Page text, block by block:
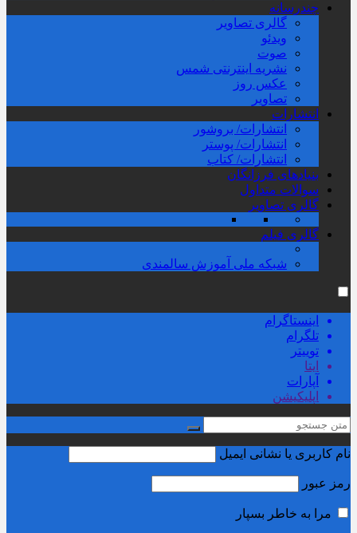
چندرسانه
گالری تصاویر
ویدئو
صوت
نشریه اینترنتی شمس
عکس روز
تصاویر
انتشارات
انتشارات/ بروشور
انتشارات/ پوستر
انتشارات/ کتاب
بنیادهای فرزانگان
سوالات متداول
گالری تصاویر
گالری فیلم
شبکه ملی آموزش سالمندی
اینستاگرام
تلگرام
توییتر
ایتا
آپارات
اپلیکیشن
نام کاربری یا نشانی ایمیل
رمز عبور
مرا به خاطر بسپار